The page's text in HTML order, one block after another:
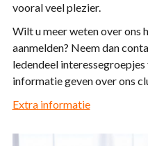
vooral veel plezier.
Wilt u meer weten over ons
aanmelden? Neem dan
ledendeel
informatie geven over ons
Extra informatie